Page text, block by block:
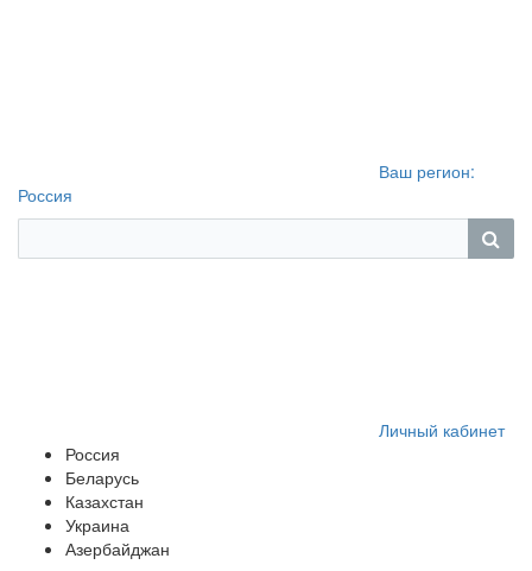
Ваш регион:
Россия
Личный кабинет
Россия
Беларусь
Казахстан
Украина
Азербайджан